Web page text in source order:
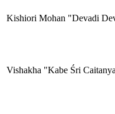
Kishiori Mohan "Devadi
Vishakha "Kabe Śri